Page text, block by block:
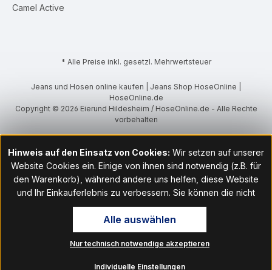
Camel Active
* Alle Preise inkl. gesetzl. Mehrwertsteuer
Jeans und Hosen online kaufen | Jeans Shop HoseOnline |
HoseOnline.de
Copyright © 2026 Eierund Hildesheim / HoseOnline.de - Alle Rechte
vorbehalten
Hinweis auf den Einsatz von Cookies: Wir setzen auf unserer
Website Cookies ein. Einige von ihnen sind notwendig (z.B. für
den Warenkorb), während andere uns helfen, diese Website
und Ihr Einkauferlebnis zu verbessern. Sie können die nicht
notwendigen Cookies mit Klick auf „OK“ akzeptieren oder per
Klick auf "Nur technisch notwendige akzeptieren" ablehnen. Den
Zugang zu den Cookie-Einstellungen finden Sie im Fußbereich
unserer Website im Menüpunkt „Informationen“. Dort können Sie
Nur technisch notwendige akzeptieren
Individuelle Einstellungen
Alle auswählen